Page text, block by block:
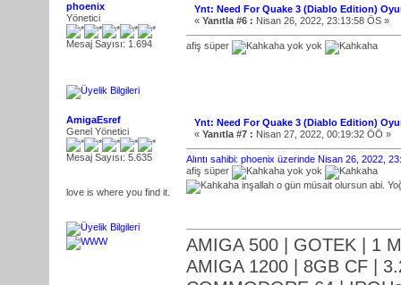
phoenix
Yönetici
Mesaj Sayısı: 1.694
Ynt: Need For Quake 3 (Diablo Edition)
« Yanıtla #6 : Nisan 26, 2022, 23:13:58 ÖS »
afiş süper yok yok
AmigaEsref
Genel Yönetici
Mesaj Sayısı: 5.635
love is where you find it.
Ynt: Need For Quake 3 (Diablo Edition)
« Yanıtla #7 : Nisan 27, 2022, 00:19:32 ÖÖ »
Alıntı sahibi: phoenix üzerinde Nisan 26, 2022,
afiş süper
yok yok
inşallah o gün müsait olursun abi.
AMIGA 500 | GOTEK | 1
AMIGA 1200 | 8GB CF |